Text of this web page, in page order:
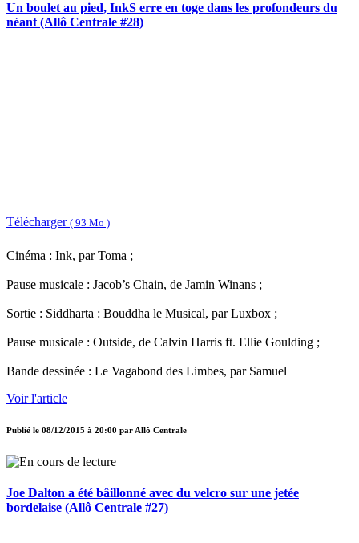
Un boulet au pied, InkS erre en toge dans les profondeurs du
néant (Allô Centrale #28)
Télécharger ( 93 Mo )
Cinéma : Ink, par Toma ;
Pause musicale : Jacob’s Chain, de Jamin Winans ;
Sortie : Siddharta : Bouddha le Musical, par Luxbox ;
Pause musicale : Outside, de Calvin Harris ft. Ellie Goulding ;
Bande dessinée : Le Vagabond des Limbes, par Samuel
Voir l'article
Publié le 08/12/2015 à 20:00 parAllô Centrale
Joe Dalton a été bâillonné avec du velcro sur une jetée
bordelaise (Allô Centrale #27)